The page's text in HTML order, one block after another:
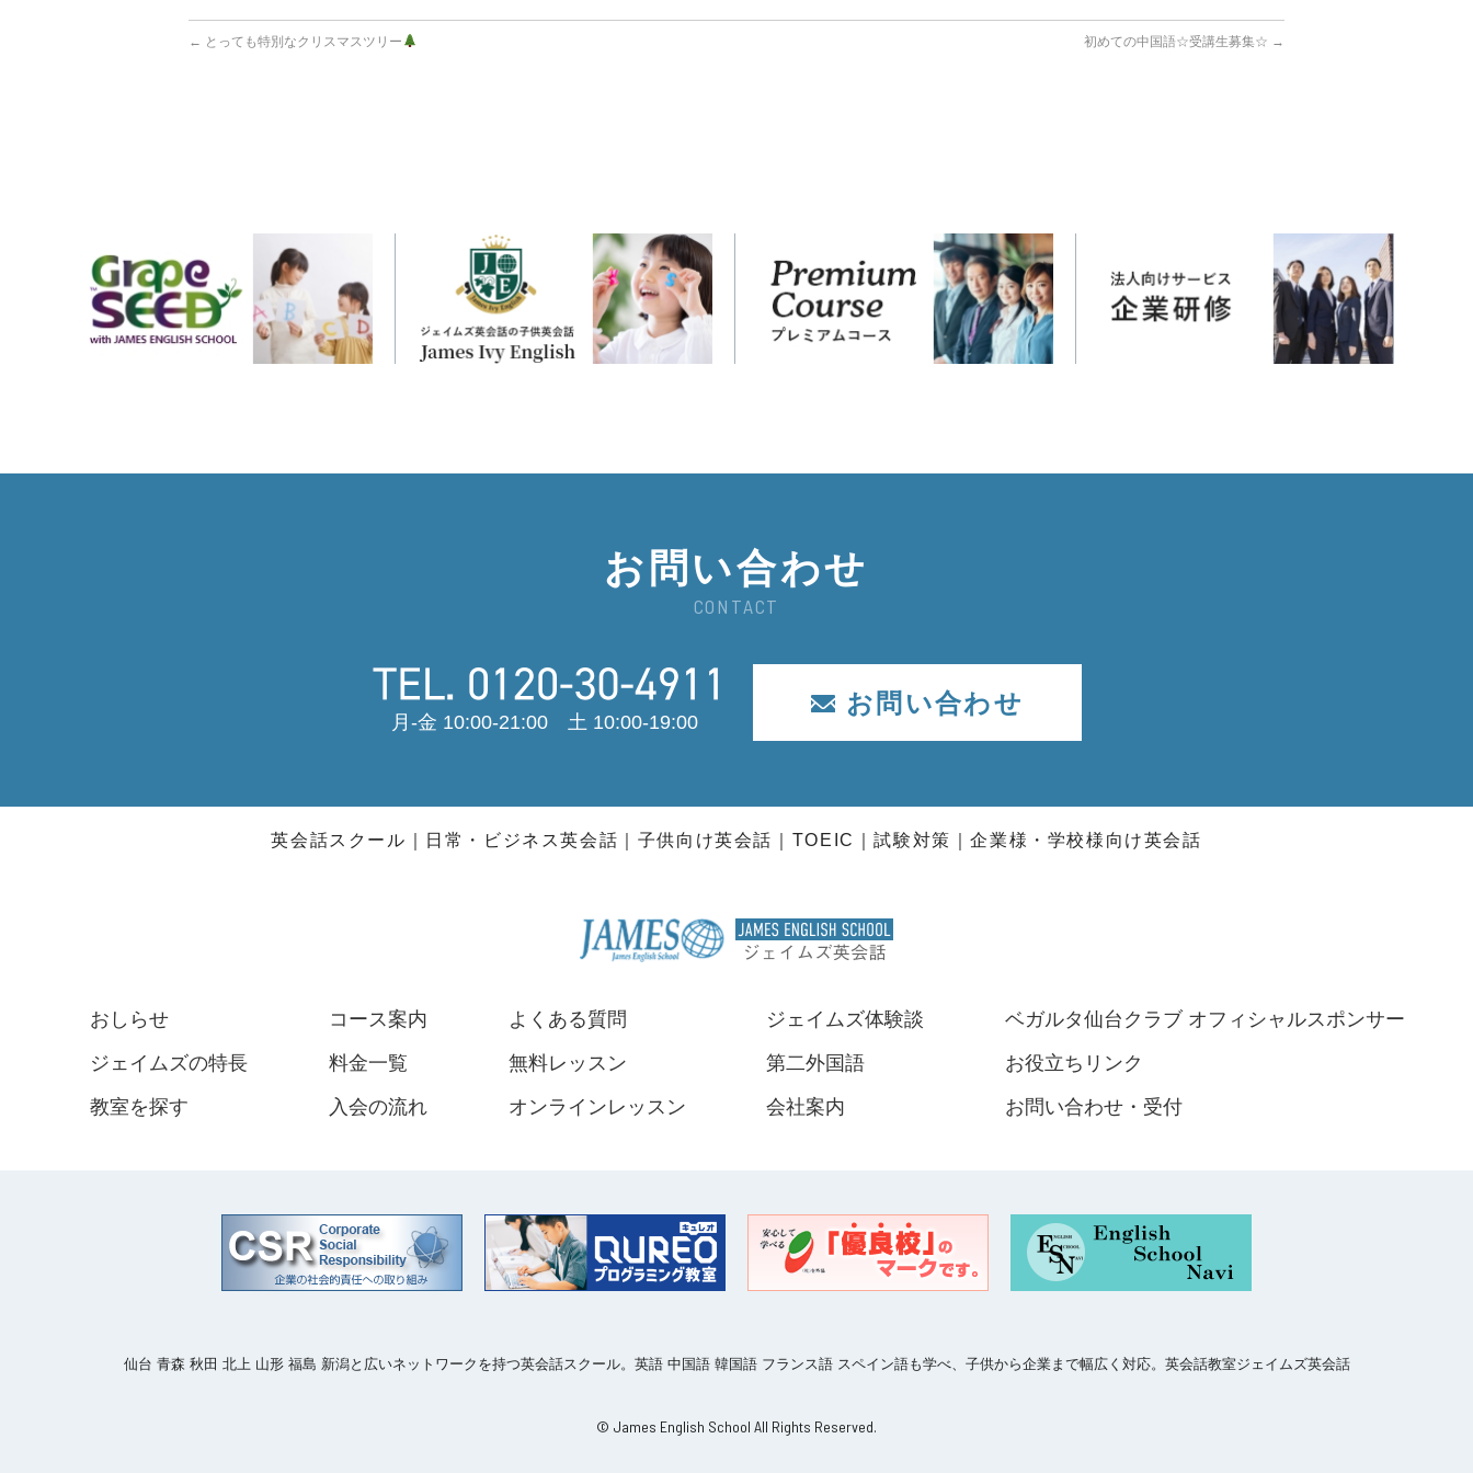
← とっても特別なクリスマスツリー 初めての中国語☆受講生募集☆ →
お問い合わせ
CONTACT
月-金 10:00-21:00 土 10:00-19:00
お問い合わせ
英会話スクール 日常・ビジネス英会話 子供向け英会話 TOEIC 試験対策 企業様・学校様向け英会話
おしらせ
ジェイムズの特長
教室を探す
コース案内
料金一覧
入会の流れ
よくある質問
無料レッスン
オンラインレッスン
ジェイムズ体験談
第二外国語
会社案内
ベガルタ仙台クラブ オフィシャルスポンサー
お役立ちリンク
お問い合わせ・受付
仙台 青森 秋田 北上 山形 福島 新潟と広いネットワークを持つ英会話スクール。英語 中国語 韓国語 フランス語 スペイン語も学べ、子供から企業まで幅広く対応。英会話教室ジェイムズ英会話
© James English School All Rights Reserved.